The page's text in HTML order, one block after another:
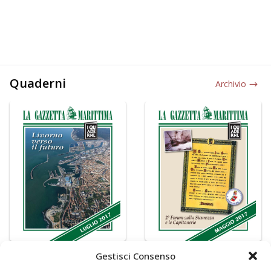
Gestisci Consenso
Quaderni Archivio